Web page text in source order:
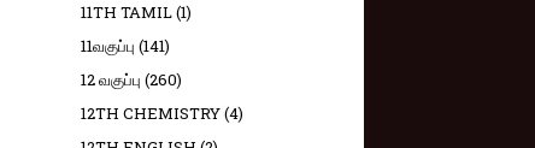
11TH TAMIL(1)
11வகுப்பு (141)
12 வகுப்பு (260)
12TH CHEMISTRY(4)